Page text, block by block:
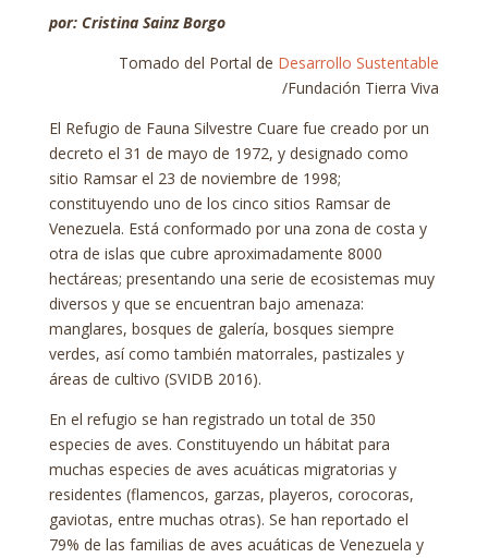
por: Cristina Sainz Borgo
Tomado del Portal de Desarrollo Sustentable
/Fundación Tierra Viva
El Refugio de Fauna Silvestre Cuare fue creado por un
decreto el 31 de mayo de 1972, y designado como
sitio Ramsar el 23 de noviembre de 1998;
constituyendo uno de los cinco sitios Ramsar de
Venezuela. Está conformado por una zona de costa y
otra de islas que cubre aproximadamente 8000
hectáreas; presentando una serie de ecosistemas muy
diversos y que se encuentran bajo amenaza:
manglares, bosques de galería, bosques siempre
verdes, así como también matorrales, pastizales y
áreas de cultivo (SVIDB 2016).
En el refugio se han registrado un total de 350
especies de aves. Constituyendo un hábitat para
muchas especies de aves acuáticas migratorias y
residentes (flamencos, garzas, playeros, corocoras,
gaviotas, entre muchas otras). Se han reportado el
79% de las familias de aves acuáticas de Venezuela y